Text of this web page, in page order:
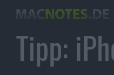
Tipp: